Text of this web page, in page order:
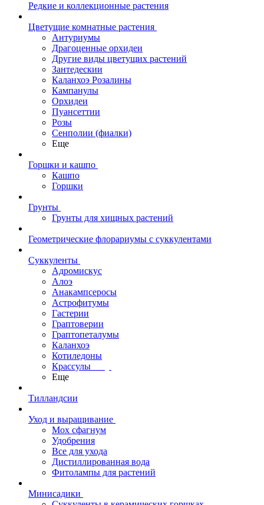
Редкие и коллекционные растения
Цветущие комнатные растения
Антуриумы
Драгоценные орхидеи
Другие виды цветущих растений
Зантедескии
Каланхоэ Розалины
Кампанулы
Орхидеи
Пуансеттии
Розы
Сенполии (фиалки)
Еще
Горшки и кашпо
Кашпо
Горшки
Грунты
Грунты для хищных растений
Геометрические флорариумы с суккулентами
Суккуленты
Адромискус
Алоэ
Анакампсеросы
Астрофитумы
Гастерии
Граптоверии
Граптопеталумы
Каланхоэ
Котиледоны
Крассулы
Еще
Тилландсии
Уход и выращивание
Мох сфагнум
Удобрения
Все для ухода
Дистиллированная вода
Фитолампы для растений
Минисадики